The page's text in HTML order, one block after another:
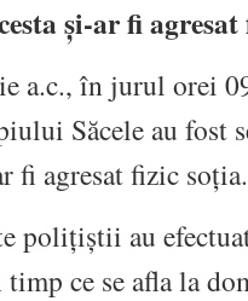
și-ar fi
a.c., în jurul orei
Săcele au fost
fi agresat fizic soția.
polițiștii au
timp ce se afla la